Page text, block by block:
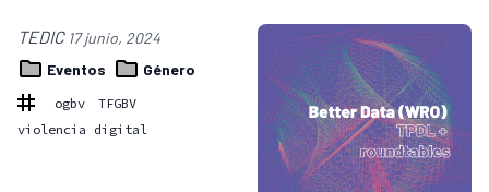
TEDIC 17 junio, 2024
Eventos
Género
ogbv
TFGBV
violencia digital